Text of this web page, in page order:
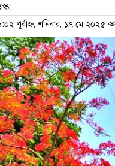
পূর্বাহ্ন, শনিবার, ১৭ মে ২০২৫